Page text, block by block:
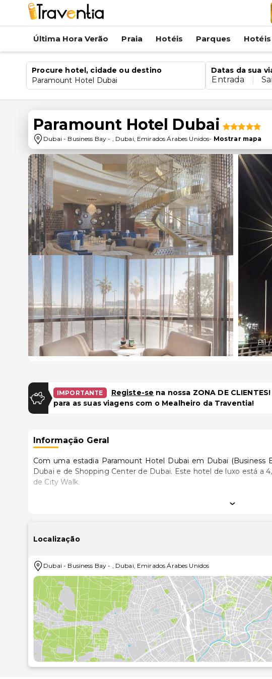
Última Hora Verão Praia Hotéis Parques
Procure hotel, cidade ou destino
Paramount Hotel Dubai
Datas da sua
Entrada
Paramount Hotel Dubai
Dubai - Business Bay - , Dubai, Emirados Árabes Unidos- Mostrar mapa
1
IMPORTANTE Registe-se na nossa ZONA DE
para as suas viagens com o Mealheiro da Traventia!
Informação Geral
Com uma estadia Paramount Hotel Dubai em Dubai (Business
Dubai e de Shopping Center de Dubai. Este hotel de luxo está a 4,9 km (3 mi) de Burj Khalifa e a 5,7 km (3,5 mi)
de City Walk.
Sinta-se em casa num dos 823 quartos com ar condicionado,
de um polibã e uma banheira separados, uma banheira de
faciais. Não perca as várias atividades de lazer e
fitness. Entre as facilidades adicionais contam-se Wi-fi
presentes/quiosque de jornais.
Aproveite ainda para tomar um copo entre dois dedos de
As principais comodidades incluem jornais grátis no lobby, um
24 horas. Planeia um evento em Dubai? Este hotel dispõe de
reuniões, com uma área total de 148 metros quadrados. O
(disponível 24 horas) mediante uma sobretaxa e há
Localização
Dubai - Business Bay - , Dubai, Emirados Árabes Unidos